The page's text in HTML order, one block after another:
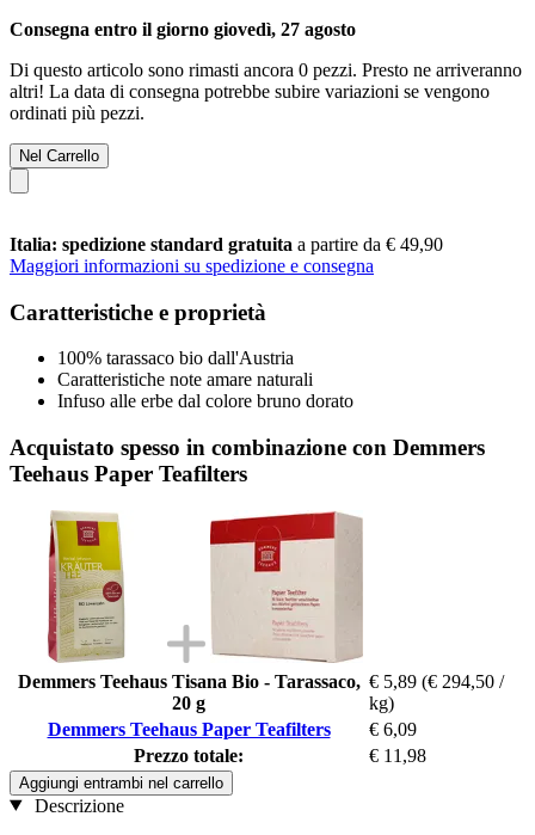
Consegna entro il giorno giovedì, 27 agosto
Di questo articolo sono rimasti ancora 0 pezzi. Presto ne arriveranno
altri! La data di consegna potrebbe subire variazioni se vengono
ordinati più pezzi.
Nel Carrello
Italia: spedizione standard gratuita a partire da € 49,90
Maggiori informazioni su spedizione e consegna
Caratteristiche e proprietà
100% tarassaco bio dall'Austria
Caratteristiche note amare naturali
Infuso alle erbe dal colore bruno dorato
Acquistato spesso in combinazione con Demmers
Teehaus Paper Teafilters
Demmers Teehaus Tisana Bio - Tarassaco,
20 g
€ 5,89 (€ 294,50 /
kg)
Demmers Teehaus Paper Teafilters
€ 6,09
Prezzo totale:
€ 11,98
Aggiungi entrambi nel carrello
Descrizione